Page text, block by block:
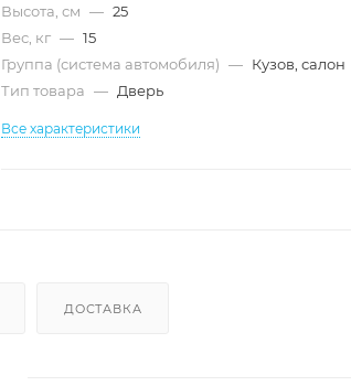
Высота, см — 25
Вес, кг — 15
Группа (система автомобиля) — Кузов, салон
Тип товара — Дверь
Все характеристики
ДОСТАВКА